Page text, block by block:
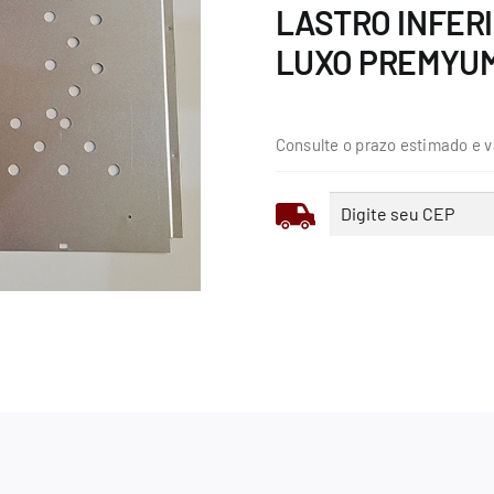
LASTRO
LUXO
Consulte o prazo estimado e